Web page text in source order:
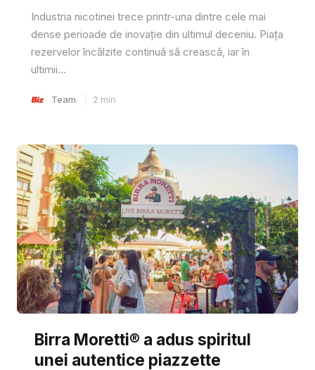
Industria nicotinei trece printr-una dintre cele mai
dense perioade de inovație din ultimul deceniu. Piața
rezervelor încălzite continuă să crească, iar în
ultimii...
Team 2 min
Birra Moretti® a adus spiritul
unei autentice piazzette